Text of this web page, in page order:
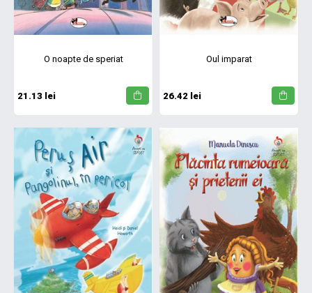
O noapte de speriat
21.13 lei
Oul imparat
26.42 lei